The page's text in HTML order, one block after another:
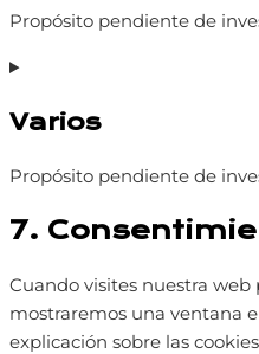
Propósito pendiente de
Consent
service
Varios
Propósito pendiente de
Consent
service
varios
7.
Cuando visites nuestra web
mostraremos una ventana
explicación sobre las